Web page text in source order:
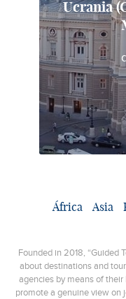
Experto
Moldavia
Ucrania
África Asia
Founded in 2018, “Guided
about destinations and
agencies by means of
promote a genuine view on